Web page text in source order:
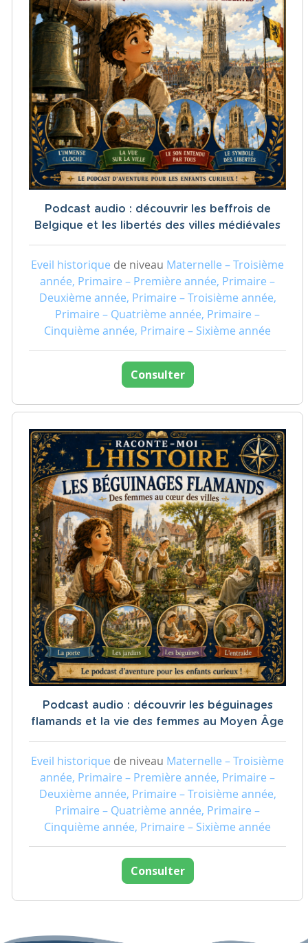
Podcast audio : découvrir les beffrois de
Belgique et les libertés des villes médiévales
Eveil historique de niveau Maternelle – Troisième
année, Primaire – Première année, Primaire –
Deuxième année, Primaire – Troisième année,
Primaire – Quatrième année, Primaire –
Cinquième année, Primaire – Sixième année
Consulter
Podcast audio : découvrir les béguinages
flamands et la vie des femmes au Moyen Âge
Eveil historique de niveau Maternelle – Troisième
année, Primaire – Première année, Primaire –
Deuxième année, Primaire – Troisième année,
Primaire – Quatrième année, Primaire –
Cinquième année, Primaire – Sixième année
Consulter